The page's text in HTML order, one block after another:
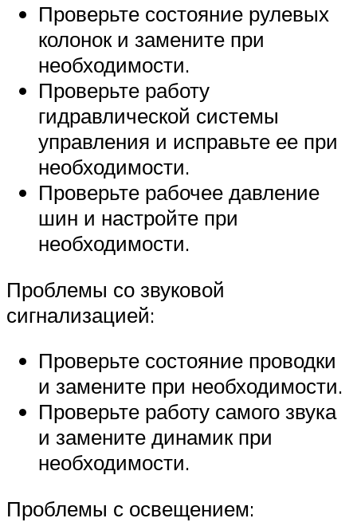
Проверьте состояние рулевых
колонок и замените при
необходимости.
Проверьте работу
гидравлической системы
управления и исправьте ее при
необходимости.
Проверьте рабочее давление
шин и настройте при
необходимости.
Проблемы со звуковой
сигнализацией:
Проверьте состояние проводки
и замените при необходимости.
Проверьте работу самого звука
и замените динамик при
необходимости.
Проблемы с освещением: